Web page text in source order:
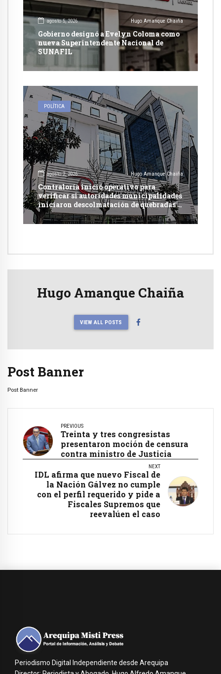
agosto 5, 2026 Hugo Amanque Chaiña
Gobierno designó a Evelyn Coloma como
nueva Superintendente Nacional de
SUNAFIL
POLÍTICA
agosto 2, 2026 Hugo Amanque Chaiña
Contraloría inició operativo para
verificar si autoridades municipalidades
iniciaron descolmatación de quebradas y
ríos ante Fenómeno del Niño
Hugo Amanque Chaiña
VIEW ALL POSTS
Post Banner
Post Banner
PREVIOUS
Treinta y tres congresistas
presentaron moción de censura
contra ministro de Justicia
NEXT
IDL afirma que nuevo Fiscal de
la Nación Gálvez no cumple
con el perfil requerido y pide a
Fiscales Supremos que
reevalúen el caso
Periodismo Digital Independiente desde Arequipa